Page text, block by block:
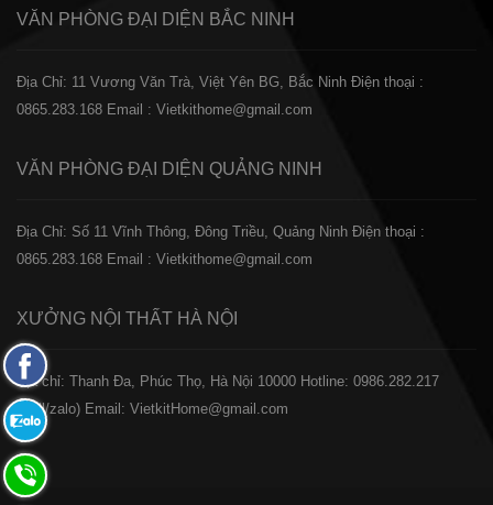
VĂN PHÒNG ĐẠI DIỆN BẮC NINH
Địa Chỉ: 11 Vương Văn Trà, Việt Yên BG, Bắc Ninh Điện thoại :
0865.283.168 Email : Vietkithome@gmail.com
VĂN PHÒNG ĐẠI DIỆN QUẢNG NINH
Địa Chỉ: Số 11 Vĩnh Thông, Đông Triều, Quảng Ninh Điện thoại :
0865.283.168 Email : Vietkithome@gmail.com
XƯỞNG NỘI THẤT HÀ NỘI
️Địa chỉ: Thanh Đa, Phúc Thọ, Hà Nội 10000 Hotline: 0986.282.217
(Call/zalo) Email: VietkitHome@gmail.com
Fanpage
Facebook
Zalo:
0865.283.168
Hotline: